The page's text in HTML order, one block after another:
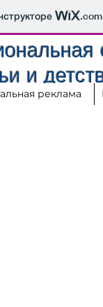
.com
и
реклама